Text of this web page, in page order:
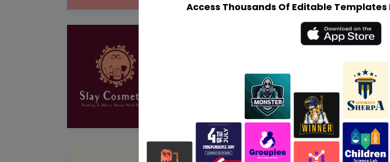
Access Thousands Of Editable Templates